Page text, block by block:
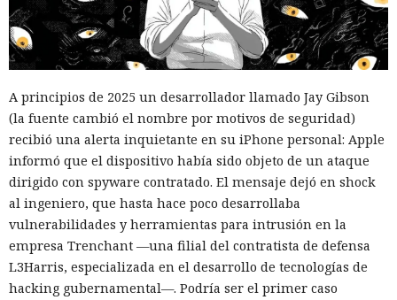
A principios de 2025 un desarrollador llamado Jay Gibson
(la fuente cambió el nombre por motivos de seguridad)
recibió una alerta inquietante en su iPhone personal: Apple
informó que el dispositivo había sido objeto de un ataque
dirigido con spyware contratado. El mensaje dejó en shock
al ingeniero, que hasta hace poco desarrollaba
vulnerabilidades y herramientas para intrusión en la
empresa Trenchant —una filial del contratista de defensa
L3Harris, especializada en el desarrollo de tecnologías de
hacking gubernamental—. Podría ser el primer caso